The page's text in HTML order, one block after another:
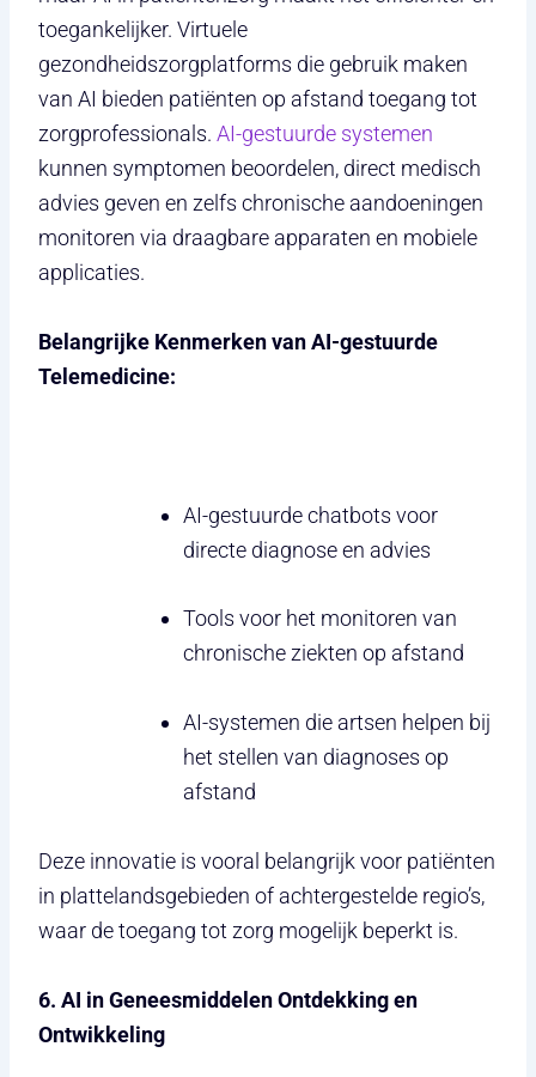
toegankelijker. Virtuele
gezondheidszorgplatforms die gebruik maken
van AI bieden patiënten op afstand toegang tot
zorgprofessionals.AI-gestuurde systemen
kunnen symptomen beoordelen, direct medisch
advies geven en zelfs chronische aandoeningen
monitoren via draagbare apparaten en mobiele
applicaties.
Belangrijke Kenmerken van AI-gestuurde
Telemedicine:
AI-gestuurde chatbots voor
directe diagnose en advies
Tools voor het monitoren van
chronische ziekten op afstand
AI-systemen die artsen helpen bij
het stellen van diagnoses op
afstand
Deze innovatie is vooral belangrijk voor patiënten
in plattelandsgebieden of achtergestelde regio’s,
waar de toegang tot zorg mogelijk beperkt is.
6. AI in Geneesmiddelen Ontdekking en
Ontwikkeling